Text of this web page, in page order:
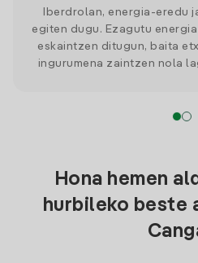
Iberdrolan, energia-eredu
egiten dugu. Ezagutu
eskaintzen ditugun, baita
ingurumena zaintzen nola
Hona hemen
hurbileko beste